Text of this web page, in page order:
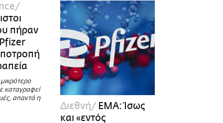
Οι Αθηναίοι
Απώλειες
Lgbtqi+
Επιλογές
πήραν
καταγραφεί
απαντά η
Διεθνή EMA: Ίσως
και «εντός